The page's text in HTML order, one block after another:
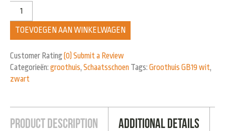
TOEVOEGEN AAN WINKELWAGEN
Customer Rating (0) Submit a Review
Categorieën: groothuis, Schaatsschoen Tags: Groothuis GB19 wit,
zwart
Product Description Additional Details